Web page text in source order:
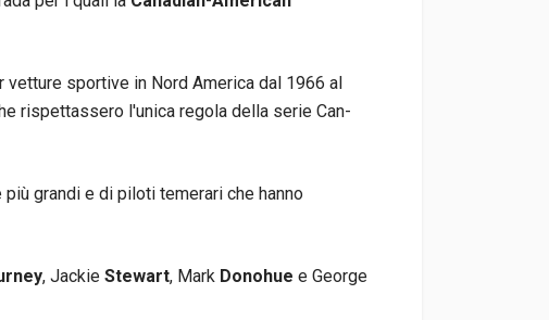
vetture sportive in Nord America dal 1966 al
rispettassero l'unica regola della serie Can-
grandi e di piloti temerari che hanno
, Jackie Stewart, Mark Donohue e George